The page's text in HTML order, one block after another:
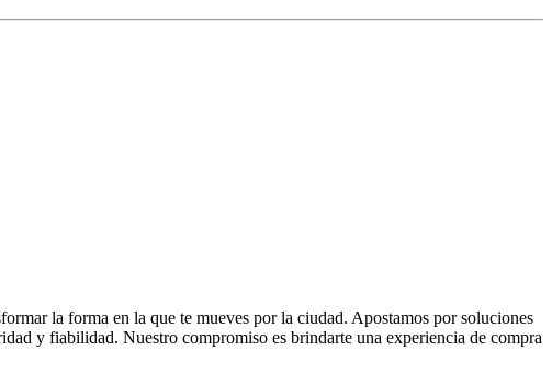
la forma en la que te mueves por la ciudad. Apostamos por soluciones
y fiabilidad. Nuestro compromiso es brindarte una experiencia de compra